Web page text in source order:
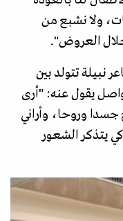
ولا نشبع من
العروض".
تتولد بين
يقول عنه: "أرى
جسدا وروحا، وأراني
يتذكر الشعور